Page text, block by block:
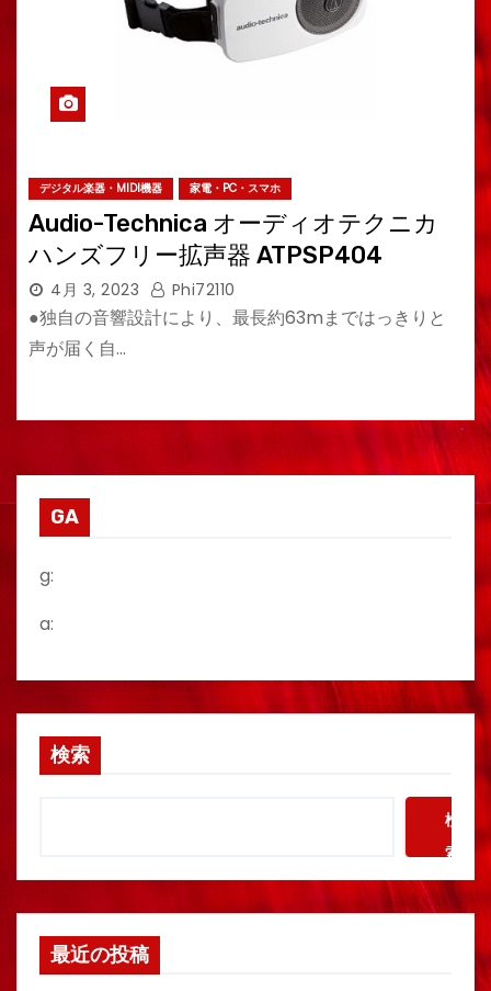
デジタル楽器・MIDI機器 家電・PC・スマホ
Audio-Technica オーディオテクニカ
ハンズフリー拡声器 ATPSP404
4月 3, 2023 Phi72110
●独自の音響設計により、最長約63mまではっきりと
声が届く自…
GA
g:
a:
検索
検
索
最近の投稿